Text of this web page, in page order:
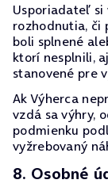
Usporiadateľ si
rozhodnutia, či
boli splnené
ktorí nesplnili,
stanovené pre
Ak Výherca
vzdá sa výhry,
podmienku
vyžrebovaný
8. Osobné